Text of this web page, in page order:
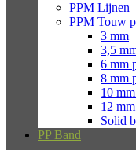
PPM Lijnen
PPM Touw
3 mm
3,5
6 mm
8 mm
10
12
Solid
PP Band